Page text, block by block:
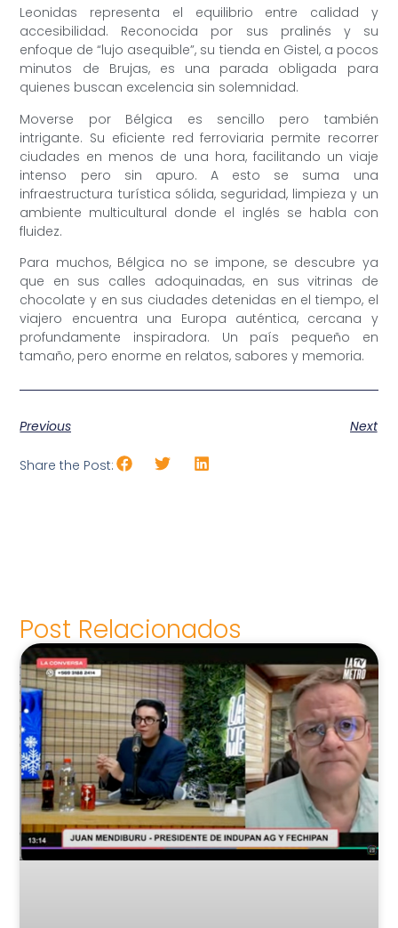
Leonidas representa el equilibrio entre calidad y
accesibilidad. Reconocida por sus pralinés y su
enfoque de “lujo asequible”, su tienda en Gistel, a pocos
minutos de Brujas, es una parada obligada para
quienes buscan excelencia sin solemnidad.
Moverse por Bélgica es sencillo pero también
intrigante. Su eficiente red ferroviaria permite recorrer
ciudades en menos de una hora, facilitando un viaje
intenso pero sin apuro. A esto se suma una
infraestructura turística sólida, seguridad, limpieza y un
ambiente multicultural donde el inglés se habla con
fluidez.
Para muchos, Bélgica no se impone, se descubre ya
que en sus calles adoquinadas, en sus vitrinas de
chocolate y en sus ciudades detenidas en el tiempo, el
viajero encuentra una Europa auténtica, cercana y
profundamente inspiradora. Un país pequeño en
tamaño, pero enorme en relatos, sabores y memoria.
Previous Next
Share the Post:
Post Relacionados